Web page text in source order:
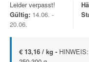
Leider verpasst!
Gültig: 14.06. -
20.06.
€ 13,16 / kg -